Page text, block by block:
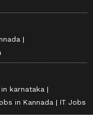
karnataka
in Kannada IT Jobs